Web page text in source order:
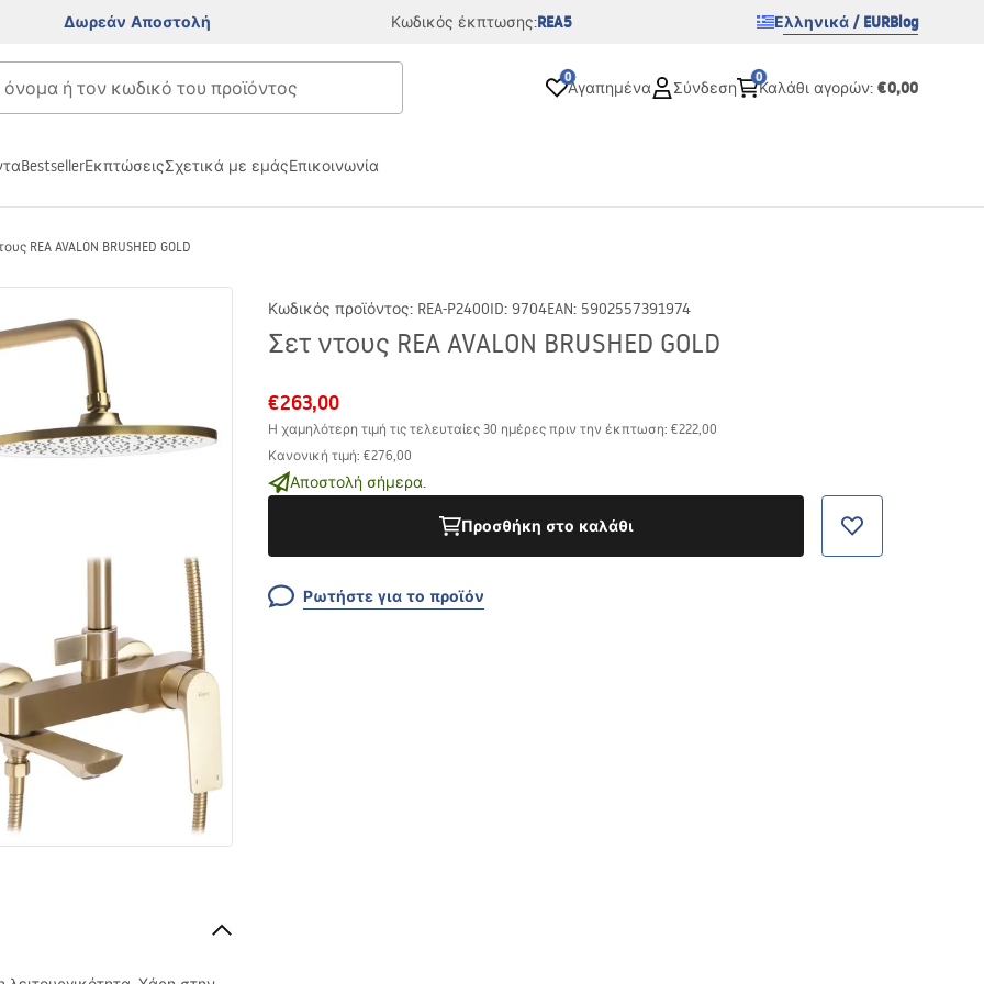
Δωρεάν Αποστολή Κωδικός έκπτωσης:REA5 Ελληνικά / EURBlog
0
Αγαπημένα Σύνδεση
0
Καλάθι αγορών: €0,00
BestsellerΕκπτώσειςΣχετικά με εμάςΕπικοινωνία
REA AVALON BRUSHED GOLD
Κωδικός προϊόντος: REA-P2400ID: 9704EAN: 5902557391974
Σετ ντους REA AVALON BRUSHED GOLD
€263,00
Η χαμηλότερη τιμή τις τελευταίες 30 ημέρες πριν την έκπτωση: €222,00
Κανονική τιμή: €276,00
Αποστολή σήμερα.
Προσθήκη στο καλάθι
Ρωτήστε για το προϊόν